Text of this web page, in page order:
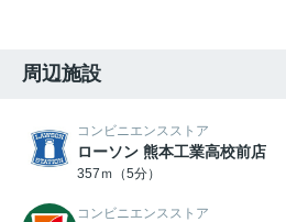
周辺施設
コンビニエンスストア
ローソン 熊本工業高校前店
357ｍ（5分）
コンビニエンスストア